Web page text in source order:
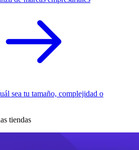
sea tu tamaño, complejidad o
tiendas